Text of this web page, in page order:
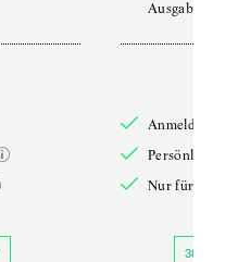
Ausgabe
Anmelden
Persönliche
Nur für
30 TAGE